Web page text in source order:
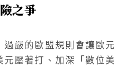
之爭
過嚴的歐盟規則會讓歐元
壓著打、加深「數位美